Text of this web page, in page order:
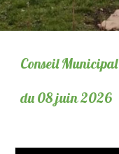
Conseil Municipal
du 08 juin 2026